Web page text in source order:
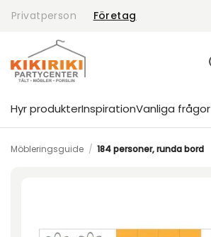
Privatperson Företag
Hyr produkterInspirationVanliga frågor
Möbleringsguide / 184 personer, runda bord